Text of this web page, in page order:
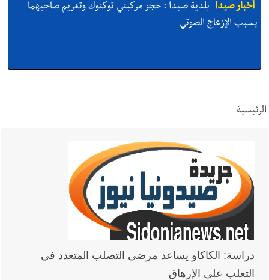
أخبار صيدا بلدية صيدا : حجز مركبتي توكتوك وتغريم صاحبهما
بسبب الإزعاج الصوتي
القدرات -صيدا
أخبار صيدا
بلدية صيدا ومؤسسة الحريري تعقدان الاجتماع
التشاوري الأول للمرصد الحضري
أخبار صيدا بالصور : بلدية صيدا تستقبل السيد محمد زيدان:
استعراض شامل لمشاريع وتأكيدٌ على حماية القيمة التراثية للمدينة
القديمة
الرئيسية
دراسة: الكاكاو يساعد مرضى التصلب المتعدد في
التغلب على الإرهاق